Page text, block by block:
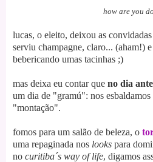
how are you
lucas, o eleito, deixou as
serviu champagne, claro... (aham!)
bebericando umas tacinhas ;)
mas deixa eu contar que no dia
um dia de "gramú": nos
"montação".
fomos para um salão de beleza, o
uma repaginada nos looks para
no curitiba´s way of life, digamos